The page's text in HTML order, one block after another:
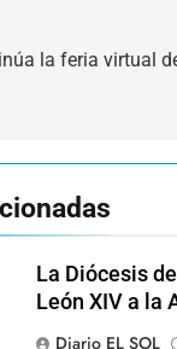
la feria virtual
La Diócesis
León XIV a la
Diario EL SOL